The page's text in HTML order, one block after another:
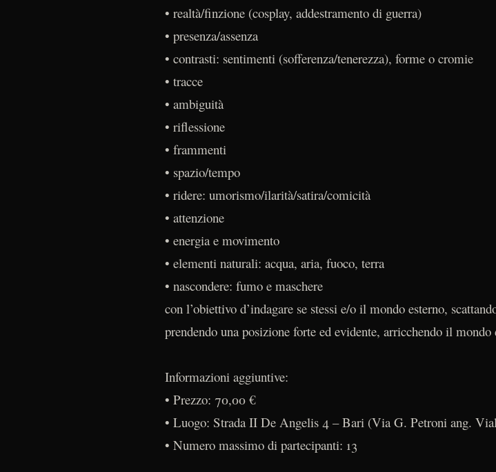
• realtà/finzione (cosplay, addestramento di guerra)
• presenza/assenza
• contrasti: sentimenti (sofferenza/tenerezza), forme o cromie
• tracce
• ambiguità
• riflessione
• frammenti
• spazio/tempo
• ridere: umorismo/ilarità/satira/comicità
• attenzione
• energia e movimento
• elementi naturali: acqua, aria, fuoco, terra
• nascondere: fumo e maschere
con l’obiettivo d’indagare se stessi e/o il mondo esterno,
prendendo una posizione forte ed evidente, arricchendo il
Informazioni aggiuntive:
• Prezzo: 70,00 €
• Luogo: Strada II De Angelis 4 – Bari (Via G. Petroni ang.
• Numero massimo di partecipanti: 13